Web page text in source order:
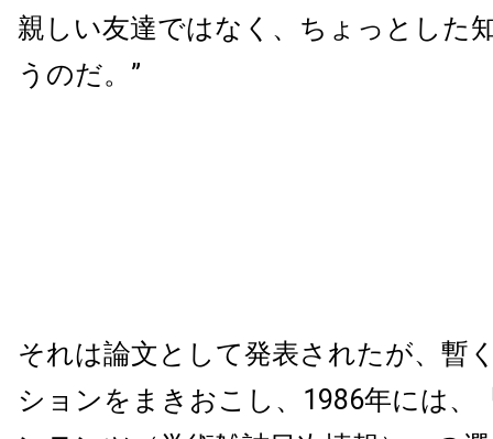
親しい友達ではなく、ちょっとした
うのだ。”
それは論文として発表されたが、暫
ションをまきおこし、1986年には、